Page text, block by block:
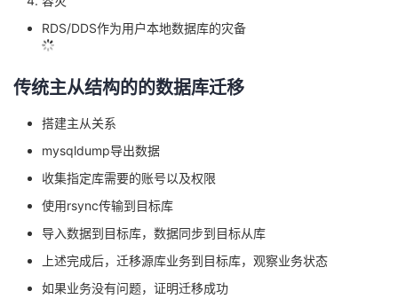
RDS/DDS作为用户本地数据库的灾备
搭建主从关系